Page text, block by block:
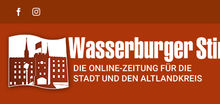
FacebookInstagram